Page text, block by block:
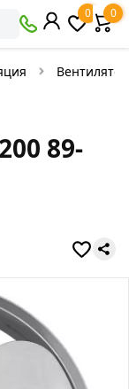
0 0
89-